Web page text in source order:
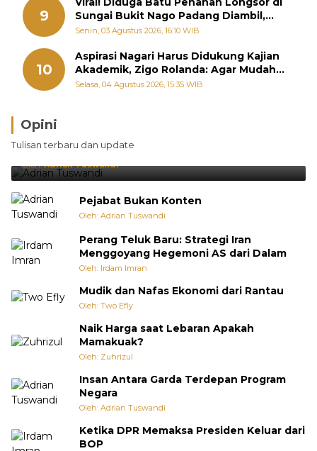
9
Sungai Bukit Nago Padang Diambil,
Warga Khawatir Bencana Terulang
Senin, 03 Agustus 2026, 16:10 WIB
10
Aspirasi Nagari Harus Didukung Kajian
Akademik, Zigo Rolanda: Agar Mudah
Diperjuangkan di Kementerian
Selasa, 04 Agustus 2026, 15:35 WIB
Opini
Tulisan terbaru dan update
Brasil Lebih Diunggulkan, tetapi Jepang Selalu
Punya Cara Membuat Kejutan
Oleh:Adrian Tuswandi
Pejabat Bukan Konten
Oleh: Adrian Tuswandi
Perang Teluk Baru: Strategi Iran
Menggoyang Hegemoni AS dari Dalam
Oleh: Irdam Imran
Mudik dan Nafas Ekonomi dari Rantau
Oleh: Two Efly
Naik Harga saat Lebaran Apakah
Mamakuak?
Oleh: Zuhrizul
Insan Antara Garda Terdepan Program
Negara
Oleh: Adrian Tuswandi
Ketika DPR Memaksa Presiden Keluar dari
BOP